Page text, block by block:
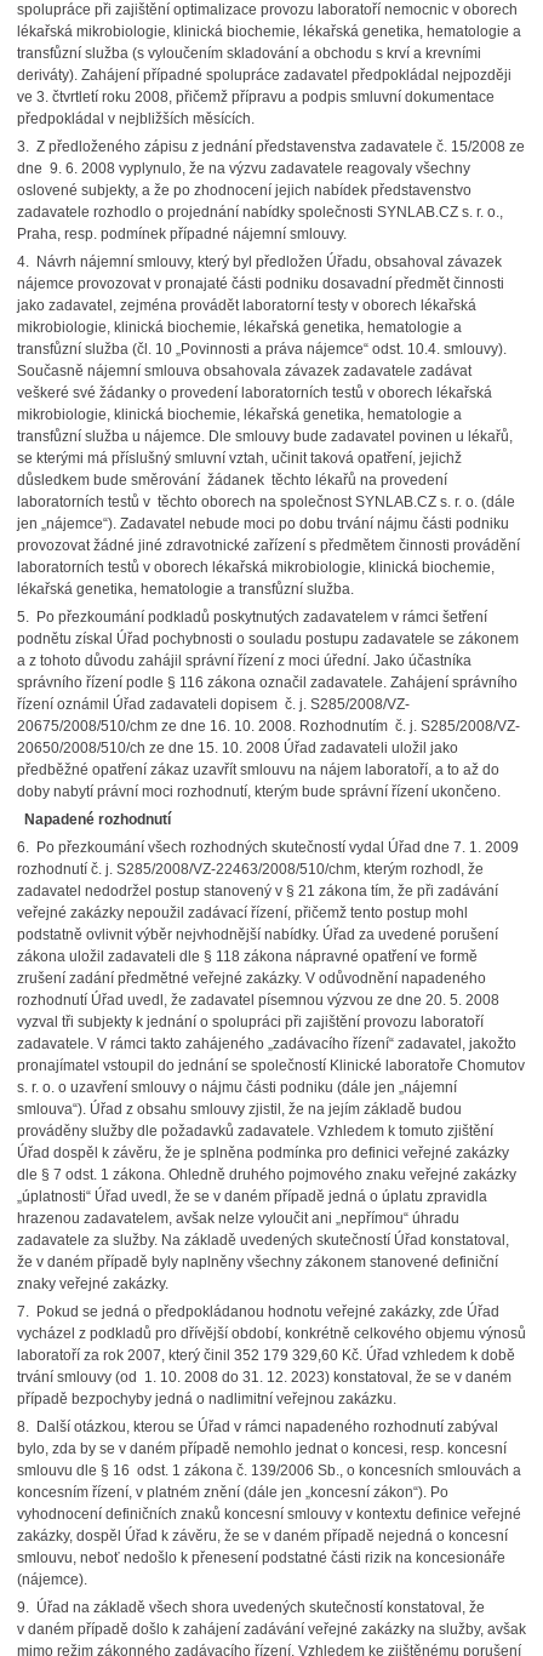
spolupráce při zajištění optimalizace provozu laboratoří nemocnic v oborech
lékařská mikrobiologie, klinická biochemie, lékařská genetika, hematologie a
transfůzní služba (s vyloučením skladování a obchodu s krví a krevními
deriváty). Zahájení případné spolupráce zadavatel předpokládal nejpozději
ve 3. čtvrtletí roku 2008, přičemž přípravu a podpis smluvní dokumentace
předpokládal v nejbližších měsících.
3. Z předloženého zápisu z jednání představenstva zadavatele č. 15/2008 ze
dne 9. 6. 2008 vyplynulo, že na výzvu zadavatele reagovaly všechny
oslovené subjekty, a že po zhodnocení jejich nabídek představenstvo
zadavatele rozhodlo o projednání nabídky společnosti SYNLAB.CZ s. r. o.,
Praha, resp. podmínek případné nájemní smlouvy.
4. Návrh nájemní smlouvy, který byl předložen Úřadu, obsahoval závazek
nájemce provozovat v pronajaté části podniku dosavadní předmět činnosti
jako zadavatel, zejména provádět laboratorní testy v oborech lékařská
mikrobiologie, klinická biochemie, lékařská genetika, hematologie a
transfůzní služba (čl. 10 „Povinnosti a práva nájemce“ odst. 10.4. smlouvy).
Současně nájemní smlouva obsahovala závazek zadavatele zadávat
veškeré své žádanky o provedení laboratorních testů v oborech lékařská
mikrobiologie, klinická biochemie, lékařská genetika, hematologie a
transfůzní služba u nájemce. Dle smlouvy bude zadavatel povinen u lékařů,
se kterými má příslušný smluvní vztah, učinit taková opatření, jejichž
důsledkem bude směrování žádanek těchto lékařů na provedení
laboratorních testů v těchto oborech na společnost SYNLAB.CZ s. r. o. (dále
jen „nájemce“). Zadavatel nebude moci po dobu trvání nájmu části podniku
provozovat žádné jiné zdravotnické zařízení s předmětem činnosti provádění
laboratorních testů v oborech lékařská mikrobiologie, klinická biochemie,
lékařská genetika, hematologie a transfůzní služba.
5. Po přezkoumání podkladů poskytnutých zadavatelem v rámci šetření
podnětu získal Úřad pochybnosti o souladu postupu zadavatele se zákonem
a z tohoto důvodu zahájil správní řízení z moci úřední. Jako účastníka
správního řízení podle § 116 zákona označil zadavatele. Zahájení správního
řízení oznámil Úřad zadavateli dopisem č. j. S285/2008/VZ-
20675/2008/510/chm ze dne 16. 10. 2008. Rozhodnutím č. j. S285/2008/VZ-
20650/2008/510/ch ze dne 15. 10. 2008 Úřad zadavateli uložil jako
předběžné opatření zákaz uzavřít smlouvu na nájem laboratoří, a to až do
doby nabytí právní moci rozhodnutí, kterým bude správní řízení ukončeno.
Napadené rozhodnutí
6. Po přezkoumání všech rozhodných skutečností vydal Úřad dne 7. 1. 2009
rozhodnutí č. j. S285/2008/VZ-22463/2008/510/chm, kterým rozhodl, že
zadavatel nedodržel postup stanovený v § 21 zákona tím, že při zadávání
veřejné zakázky nepoužil zadávací řízení, přičemž tento postup mohl
podstatně ovlivnit výběr nejvhodnější nabídky. Úřad za uvedené porušení
zákona uložil zadavateli dle § 118 zákona nápravné opatření ve formě
zrušení zadání předmětné veřejné zakázky. V odůvodnění napadeného
rozhodnutí Úřad uvedl, že zadavatel písemnou výzvou ze dne 20. 5. 2008
vyzval tři subjekty k jednání o spolupráci při zajištění provozu laboratoří
zadavatele. V rámci takto zahájeného „zadávacího řízení“ zadavatel, jakožto
pronajímatel vstoupil do jednání se společností Klinické laboratoře Chomutov
s. r. o. o uzavření smlouvy o nájmu části podniku (dále jen „nájemní
smlouva“). Úřad z obsahu smlouvy zjistil, že na jejím základě budou
prováděny služby dle požadavků zadavatele. Vzhledem k tomuto zjištění
Úřad dospěl k závěru, že je splněna podmínka pro definici veřejné zakázky
dle § 7 odst. 1 zákona. Ohledně druhého pojmového znaku veřejné zakázky
„úplatnosti“ Úřad uvedl, že se v daném případě jedná o úplatu zpravidla
hrazenou zadavatelem, avšak nelze vyloučit ani „nepřímou“ úhradu
zadavatele za služby. Na základě uvedených skutečností Úřad konstatoval,
že v daném případě byly naplněny všechny zákonem stanovené definiční
znaky veřejné zakázky.
7. Pokud se jedná o předpokládanou hodnotu veřejné zakázky, zde Úřad
vycházel z podkladů pro dřívější období, konkrétně celkového objemu výnosů
laboratoří za rok 2007, který činil 352 179 329,60 Kč. Úřad vzhledem k době
trvání smlouvy (od 1. 10. 2008 do 31. 12. 2023) konstatoval, že se v daném
případě bezpochyby jedná o nadlimitní veřejnou zakázku.
8. Další otázkou, kterou se Úřad v rámci napadeného rozhodnutí zabýval
bylo, zda by se v daném případě nemohlo jednat o koncesi, resp. koncesní
smlouvu dle § 16 odst. 1 zákona č. 139/2006 Sb., o koncesních smlouvách a
koncesním řízení, v platném znění (dále jen „koncesní zákon“). Po
vyhodnocení definičních znaků koncesní smlouvy v kontextu definice veřejné
zakázky, dospěl Úřad k závěru, že se v daném případě nejedná o koncesní
smlouvu, neboť nedošlo k přenesení podstatné části rizik na koncesionáře
(nájemce).
9. Úřad na základě všech shora uvedených skutečností konstatoval, že
v daném případě došlo k zahájení zadávání veřejné zakázky na služby, avšak
mimo režim zákonného zadávacího řízení. Vzhledem ke zjištěnému porušení